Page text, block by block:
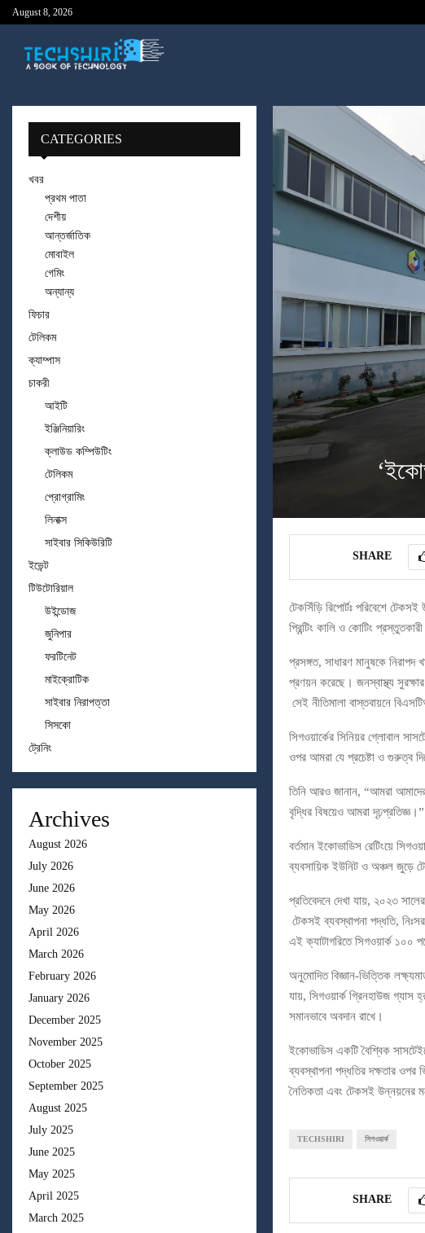
August 8, 2026
SHARE
টেকসিঁড়ি রিপোর্টঃ পরিবেশে
প্রিন্টিং কালি ও কোটিং
প্রসঙ্গত, সাধারণ মানুষকে নিরাপদ
প্রণয়ন করেছে। জনস্বাস্থ্য সুরক্ষার
সেই নীতিমালা বাস্তবায়নে
সিগওয়ার্কের সিনিয়র গ্লোবাল
ওপর আমরা যে প্রচেষ্টা ও গুরুত্ব
তিনি আরও জানান, “আমরা আমাদের
বৃদ্ধির বিষয়েও আমরা দৃঢ়প্রতিজ্ঞ।”
বর্তমান ইকোভাডিস রেটিংয়ে
ব্যবসায়িক ইউনিট ও অঞ্চল জুড়ে
প্রতিবেদনে দেখা যায়, ২০২৩
টেকসই ব্যবস্থাপনা পদ্ধতি,
এই ক্যাটাগরিতে সিগওয়ার্ক ১০০
অনুমোদিত বিজ্ঞান-ভিত্তিক
যায়, সিগওয়ার্ক গ্রিনহাউজ গ্যাস
সমানভাবে অবদান রাখে।
ইকোভাডিস একটি বৈশ্বিক
ব্যবস্থাপনা পদ্ধতির দক্ষতার ওপর
নৈতিকতা এবং টেকসই উন্নয়নের
TECHSHIRI সিগওয়ার্ক
SHARE
CATEGORIES
খবর
প্রথম পাতা
দেশীয়
আন্তর্জাতিক
মোবাইল
গেমিং
অন্যান্য
ফিচার
টেলিকম
ক্যাম্পাস
চাকরী
আইটি
ইঞ্জিনিয়ারিং
ক্লাউড কম্পিউটিং
টেলিকম
প্রোগ্রামিং
লিনাক্স
সাইবার সিকিউরিটি
ইভেন্ট
টিউটোরিয়াল
উইন্ডোজ
জুনিপার
ফরটিনেট
মাইক্রোটিক
সাইবার নিরাপত্তা
সিসকো
ট্রেনিং
Archives
August 2026
July 2026
June 2026
May 2026
April 2026
March 2026
February 2026
January 2026
December 2025
November 2025
October 2025
September 2025
August 2025
July 2025
June 2025
May 2025
April 2025
March 2025